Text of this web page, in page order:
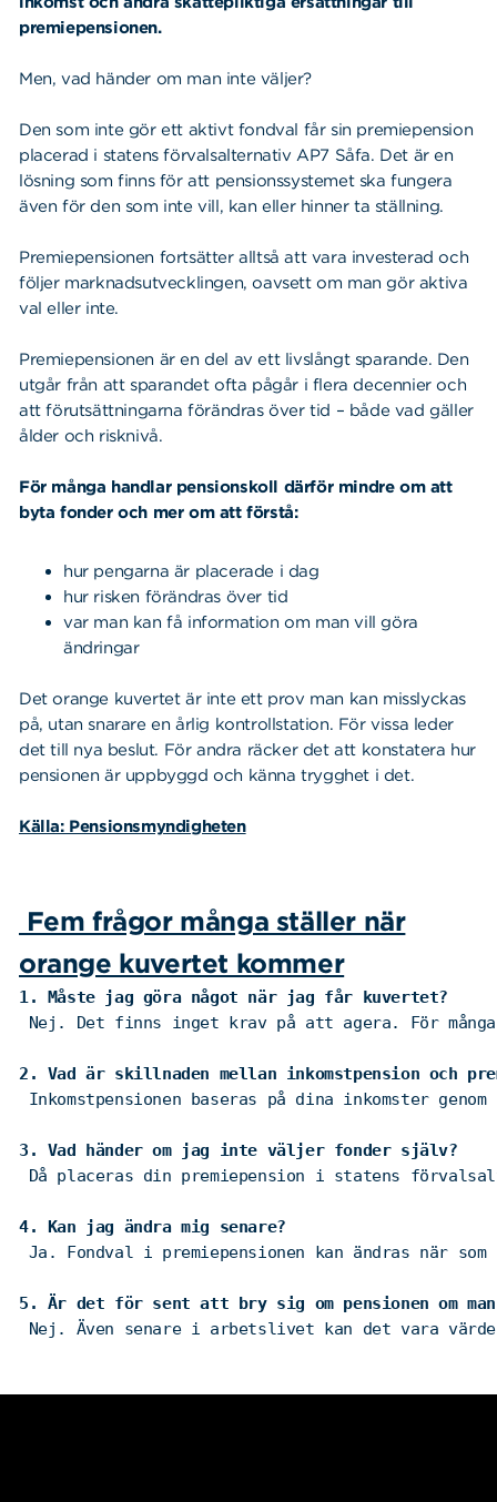
premiepensionen.
Men, vad händer om man inte väljer?
Den som inte gör ett aktivt fondval får sin premiepension
placerad i statens förvalsalternativ AP7 Såfa. Det är en
lösning som finns för att pensionssystemet ska fungera
även för den som inte vill, kan eller hinner ta ställning.
Premiepensionen fortsätter alltså att vara investerad och
följer marknadsutvecklingen, oavsett om man gör aktiva
val eller inte.
Premiepensionen är en del av ett livslångt sparande. Den
utgår från att sparandet ofta pågår i flera decennier och
att förutsättningarna förändras över tid – både vad gäller
ålder och risknivå.
För många handlar pensionskoll därför mindre om att
byta fonder och mer om att förstå:
hur pengarna är placerade i dag
hur risken förändras över tid
var man kan få information om man vill göra
ändringar
Det orange kuvertet är inte ett prov man kan misslyckas
på, utan snarare en årlig kontrollstation. För vissa leder
det till nya beslut. För andra räcker det att konstatera hur
pensionen är uppbyggd och känna trygghet i det.
Källa: Pensionsmyndigheten
Fem frågor många ställer när
orange kuvertet kommer
1. Måste jag göra något när jag får kuvertet?
Nej. Det finns inget krav på att agera. För
2. Vad är skillnaden mellan inkomstpension och
Inkomstpensionen baseras på dina inkomster
3. Vad händer om jag inte väljer fonder själv?
Då placeras din premiepension i statens
4. Kan jag ändra mig senare?
Ja. Fondval i premiepensionen kan ändras när
5. Är det för sent att bry sig om pensionen om
Nej. Även senare i arbetslivet kan det vara